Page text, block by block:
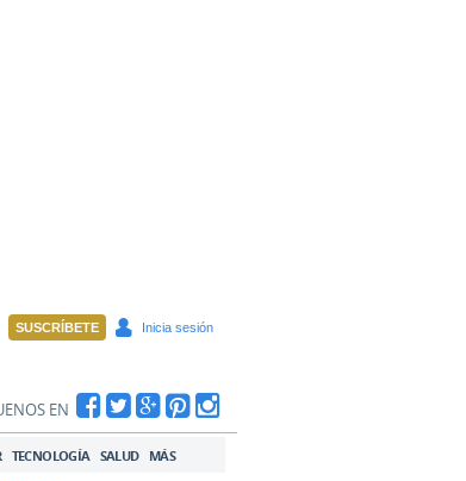
SUSCRÍBETE Inicia sesión
EN
TECNOLOGÍA SALUD MÁS